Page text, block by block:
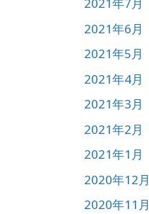
2021年7月
2021年6月
2021年5月
2021年4月
2021年3月
2021年2月
2021年1月
2020年12月
2020年11月